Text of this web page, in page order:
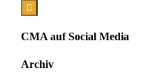
CMA auf Social Media
Archiv